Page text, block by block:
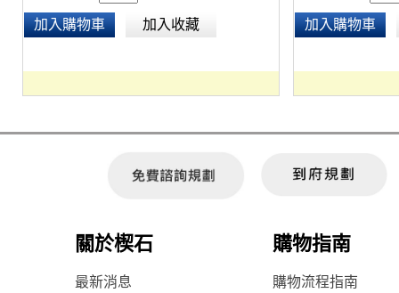
加入購物車 加入收藏 加入購物車
關於楔石 購物指南
最新消息 購物流程指南